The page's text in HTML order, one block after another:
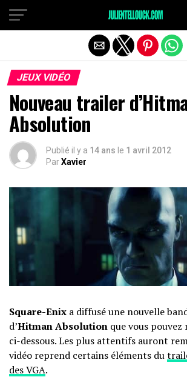
JEUX VIDÉO
Nouveau trailer
Absolution
Publié il y a 14 ans le 1 avril 2012
ParXavier
Square-Enix a diffusé une nouvelle
d’Hitman Absolution que vous
ci-dessous. Les plus attentifs auront
vidéo reprend certains éléments du
des VGA.